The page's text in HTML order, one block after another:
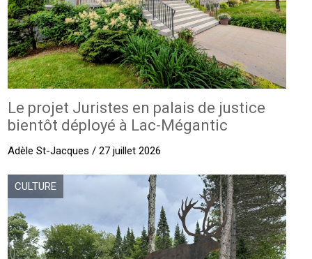
Le projet Juristes en palais de justice
bientôt déployé à Lac-Mégantic
Adèle St-Jacques / 27 juillet 2026
CULTURE